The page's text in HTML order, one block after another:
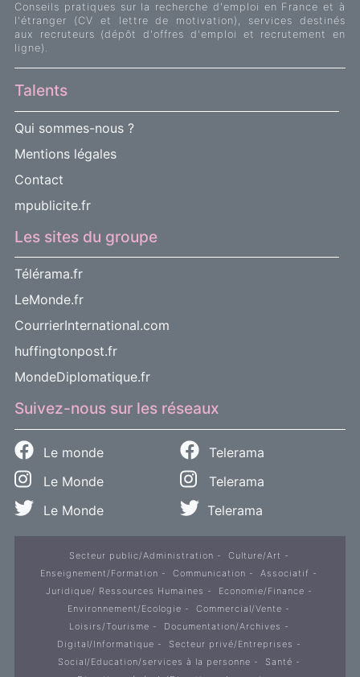
Conseils pratiques sur la recherche d'emploi en France et à
l'étranger (CV et lettre de motivation), services destinés
aux recruteurs (dépôt d'offres d'emploi et recrutement en
ligne).
Talents
Qui sommes-nous ?
Mentions légales
Contact
mpublicite.fr
Les sites du groupe
Télérama.fr
LeMonde.fr
CourrierInternational.com
huffingtonpost.fr
MondeDiplomatique.fr
Suivez-nous sur les réseaux
Le monde
Telerama
Le Monde
Telerama
Le Monde
Telerama
Secteur public/Administration
Culture/Art
Enseignement/Formation
Communication
Associatif
Juridique/ Ressources Humaines
Economie/Finance
Environnement/Ecologie
Commercial/Vente
Loisirs/Tourisme
Documentation/Archives
Digital/Informatique
Secteur privé/Entreprises
Social/Education/services à la personne
Santé